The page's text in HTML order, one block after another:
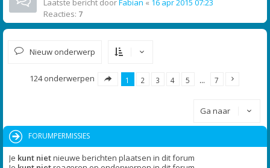
Laatste bericht doorFabian « 16 apr 2015 07:23
Reacties: 7
Nieuw onderwerp
124 onderwerpen 1 2 3 4 5 … 7
Ga naar
FORUMPERMISSIES
Je kunt nietnieuwe berichten plaatsen in dit forum